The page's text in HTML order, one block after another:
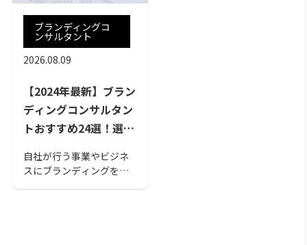
ブランディングコ
ンサルタント
2026.08.09
【2024年最新】ブラン
ディングコンサルタン
トおすすめ24選！選び
自社が行う事業やビジネ
スにブランディングを組